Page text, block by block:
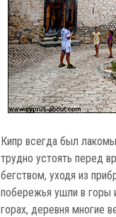
Кипр всегда был
трудно устоять перед
бегством, уходя из
побережья ушли в горы
горах, деревня многие